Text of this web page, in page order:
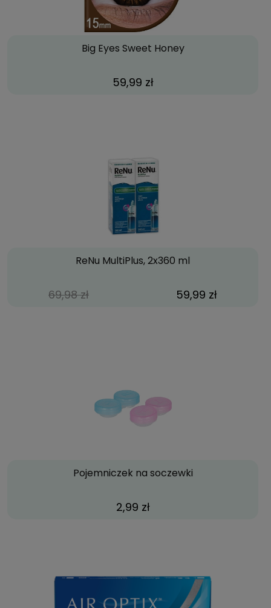
Big Eyes Sweet Honey
59,99 zł
ReNu MultiPlus, 2x360 ml
69,98 zł 59,99 zł
Pojemniczek na soczewki
2,99 zł